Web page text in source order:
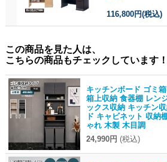
116,800円(税込)
この商品を見た人は、
こちらの商品もチェックしています！
キッチンボード ゴミ
箱上収納 食器棚 レン
ックス収納 キッチン
ド キャビネット 収納
ゃれ 木製 木目調
24,990円 (税込)